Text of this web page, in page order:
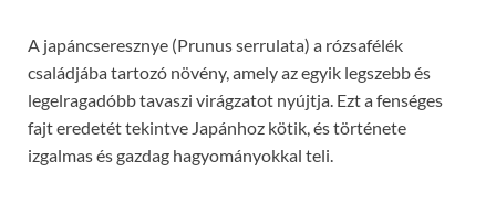
A japáncseresznye (Prunus serrulata) a rózsafélék
családjába tartozó növény, amely az egyik legszebb és
legelragadóbb tavaszi virágzatot nyújtja. Ezt a fenséges
fajt eredetét tekintve Japánhoz kötik, és története
izgalmas és gazdag hagyományokkal teli.